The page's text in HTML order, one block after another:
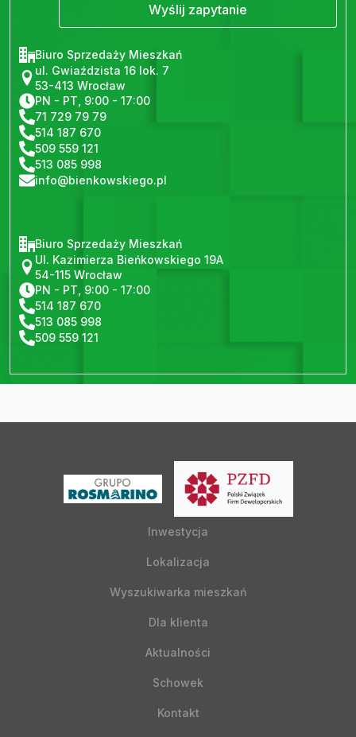
Wyślij zapytanie
Biuro Sprzedaży Mieszkań
ul. Gwiaździsta 16 lok. 7
53-413 Wrocław
PN - PT, 9:00 - 17:00
71 729 79 79
514 187 670
509 559 121
513 085 998
info@bienkowskiego.pl
Biuro Sprzedaży Mieszkań
Ul. Kazimierza Bieńkowskiego 19A
54-115 Wrocław
PN - PT, 9:00 - 17:00
514 187 670
513 085 998
509 559 121
Inwestycja
Lokalizacja
Wyszukiwarka mieszkań
Dla klienta
Aktualności
Schowek
Kontakt